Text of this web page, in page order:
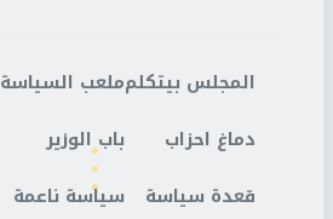
المجلس بيتكلم
دماغ احزاب
قعدة سياسة
ملعب السياسة
باب الوزير
سياسة ناعمة